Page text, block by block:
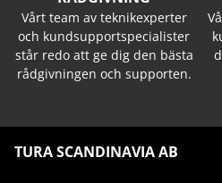
Vårt team av teknikexperter
och kundsupportspecialister
står redo att ge dig den bästa
rådgivningen och supporten.
TURA SCANDINAVIA AB